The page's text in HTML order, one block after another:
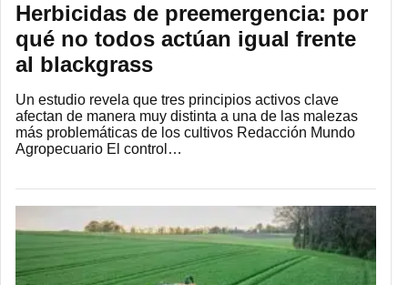
Herbicidas de preemergencia: por
qué no todos actúan igual frente
al blackgrass
Un estudio revela que tres principios activos clave
afectan de manera muy distinta a una de las malezas
más problemáticas de los cultivos Redacción Mundo
Agropecuario El control…